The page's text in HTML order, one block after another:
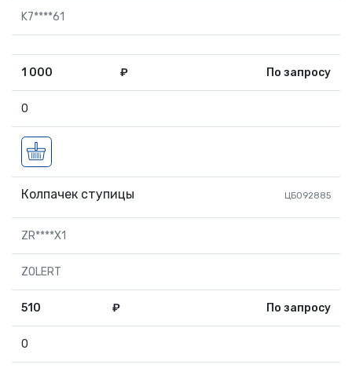
K7****61
1 000 ₽ По запросу
0
Колпачек ступицы ЦБ092885
ZR****X1
ZOLERT
510 ₽ По запросу
0